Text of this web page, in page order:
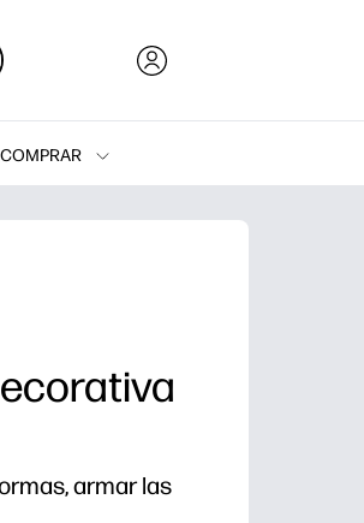
COMPRAR
Impresoras
armar las